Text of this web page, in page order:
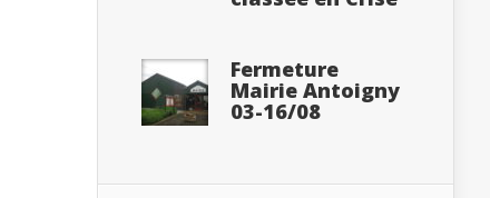
Fermeture
Mairie Antoigny
03-16/08